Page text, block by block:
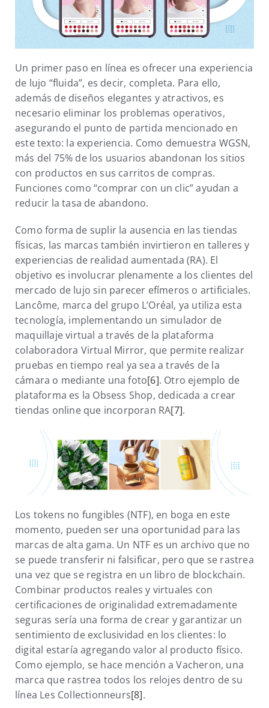
Un primer paso en línea es ofrecer una experiencia
de lujo “fluida”, es decir, completa. Para ello,
además de diseños elegantes y atractivos, es
necesario eliminar los problemas operativos,
asegurando el punto de partida mencionado en
este texto: la experiencia. Como demuestra WGSN,
más del 75% de los usuarios abandonan los sitios
con productos en sus carritos de compras.
Funciones como “comprar con un clic” ayudan a
reducir la tasa de abandono.
Como forma de suplir la ausencia en las tiendas
físicas, las marcas también invirtieron en talleres y
experiencias de realidad aumentada (RA). El
objetivo es involucrar plenamente a los clientes del
mercado de lujo sin parecer efímeros o artificiales.
Lancôme, marca del grupo L’Oréal, ya utiliza esta
tecnología, implementando un simulador de
maquillaje virtual a través de la plataforma
colaboradora Virtual Mirror, que permite realizar
pruebas en tiempo real ya sea a través de la
cámara o mediante una foto[6]. Otro ejemplo de
plataforma es la Obsess Shop, dedicada a crear
tiendas online que incorporan RA[7].
Los tokens no fungibles (NTF), en boga en este
momento, pueden ser una oportunidad para las
marcas de alta gama. Un NTF es un archivo que no
se puede transferir ni falsificar, pero que se rastrea
una vez que se registra en un libro de blockchain.
Combinar productos reales y virtuales con
certificaciones de originalidad extremadamente
seguras sería una forma de crear y garantizar un
sentimiento de exclusividad en los clientes: lo
digital estaría agregando valor al producto físico.
Como ejemplo, se hace mención a Vacheron, una
marca que rastrea todos los relojes dentro de su
línea Les Collectionneurs[8].